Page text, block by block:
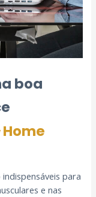
boa
Home
para
e nas